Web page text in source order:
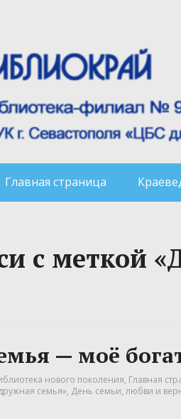
Главная страница
с меткой
— моё
нового поколения, Главная
семья», День семьи, любви и